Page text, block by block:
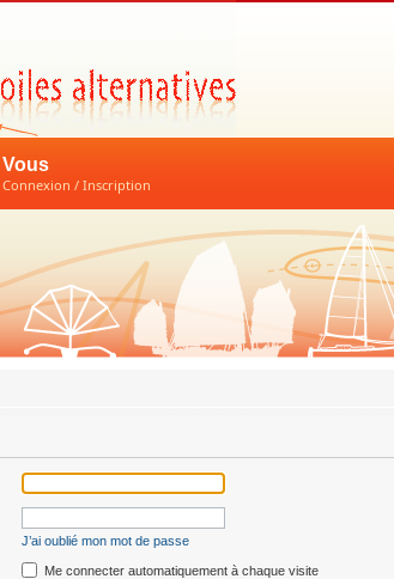
Vous
Connexion / Inscription
J’ai oublié mon mot de passe
Me connecter automatiquement à chaque visite